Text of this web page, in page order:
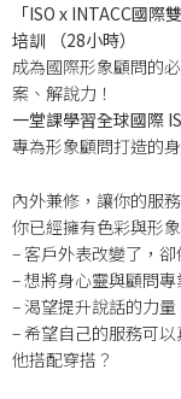
「ISO x INTACC國
培訓 （28小時）
成為國際形象顧問的
案、解說力！
一堂課學習全球國際
專為形象顧問打造的
內外兼修，讓你的服
你已經擁有色彩與形
– 客戶外表改變了，
– 想將身心靈與顧問
– 渴望提升說話的力
– 希望自己的服務可
他搭配穿搭？